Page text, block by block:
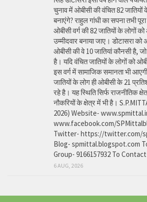
चुनाव में ओबीसी की वंचित 82 जातियों
बनाएंगे? राहुल गांधी का सपना तभी
ओबीसी वर्ग की 82 जातियों के लोगों
उम्मीदवार बनाया जाए। डोटासरा को
ओबीसी की वे 10 जातियां कौनसी है,
है। यदि वंचित जातियों के लोगों को
इस वर्ग में सामाजिक समानता भी
जातियों के लोग ही ओबीसी के 21
रहे है। यह स्थिति सिर्फ राजनीतिक
नौकरियों के क्षेत्र में भी है।
2026) Website-
www.facebook.com/
Twitter- https://twitter.com/
Blog- spmittal.blogspot.com
Group- 9166157932 To
6 AUG, 2026